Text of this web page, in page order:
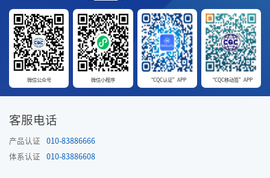
微信公众号 微信小程序 “CQC认证”APP “CQC移动签”APP
客服电话
产品认证
010-83886666
体系认证
010-83886608